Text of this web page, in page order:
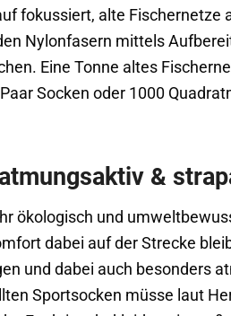
fokussiert, alte Fischernetze
Nylonfasern mittels
Eine Tonne altes
Socken oder 1000
&
ökologisch und
dabei auf der Strecke
und dabei auch besonders
Sportsocken müsse laut